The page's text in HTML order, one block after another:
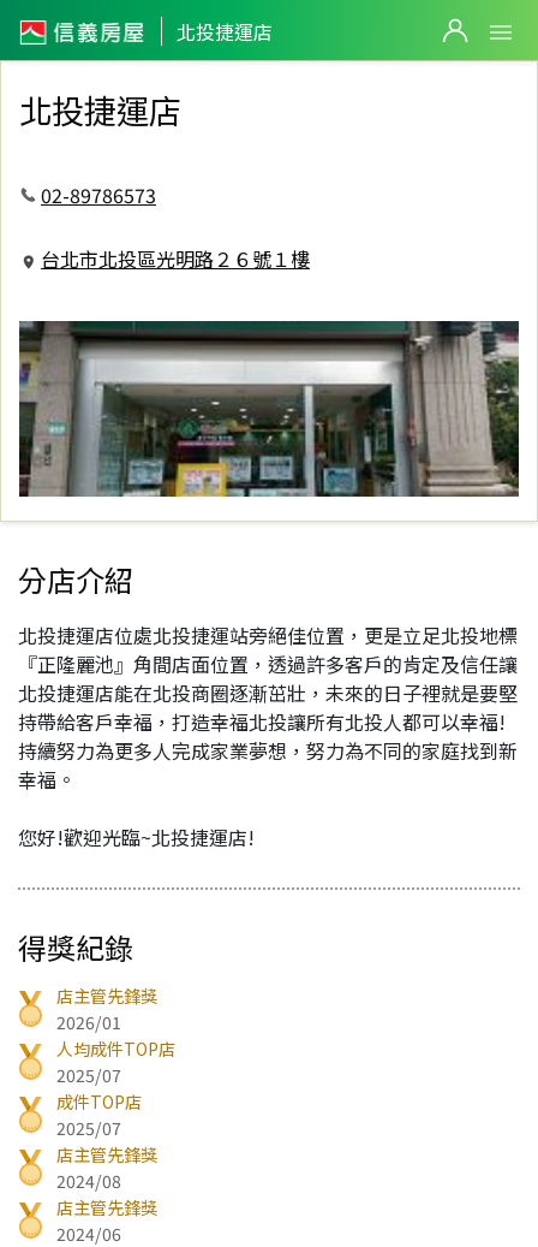
北投捷運店
信義房屋北投捷運店
北投捷運店
02-89786573
台北市北投區光明路２６號１樓
分店介紹
北投捷運店位處北投捷運站旁絕佳位置，更是立足北投地標
『正隆麗池』角間店面位置，透過許多客戶的肯定及信任讓
北投捷運店能在北投商圈逐漸茁壯，未來的日子裡就是要堅
持帶給客戶幸福，打造幸福北投讓所有北投人都可以幸福!
持續努力為更多人完成家業夢想，努力為不同的家庭找到新
幸福。
您好!歡迎光臨~北投捷運店!
得獎紀錄
店主管先鋒獎
2026/01
人均成件TOP店
2025/07
成件TOP店
2025/07
店主管先鋒獎
2024/08
店主管先鋒獎
2024/06